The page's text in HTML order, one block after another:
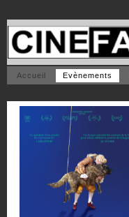
Accueil Evènements